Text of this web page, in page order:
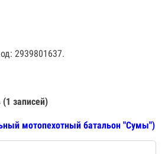
2939801637.
записей)
мотопехотный батальон "Сумы")